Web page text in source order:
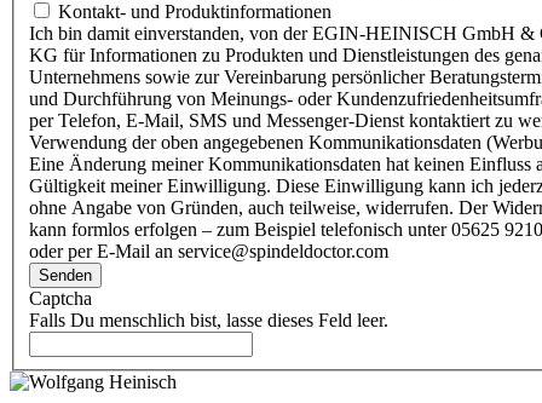
Kontakt- und Produktinformationen
Ich bin damit einverstanden, von der EGIN-HEINISCH GmbH &
KG für Informationen zu Produkten und Dienstleistungen des
Unternehmens sowie zur Vereinbarung persönlicher
und Durchführung von Meinungs- oder
per Telefon, E-Mail, SMS und Messenger-Dienst kontaktiert zu
Verwendung der oben angegebenen Kommunikationsdaten
Eine Änderung meiner Kommunikationsdaten hat keinen Einfluss
Gültigkeit meiner Einwilligung. Diese Einwilligung kann ich
ohne Angabe von Gründen, auch teilweise, widerrufen. Der
kann formlos erfolgen – zum Beispiel telefonisch unter 05625
oder per E-Mail an service@spindeldoctor.com
Senden
Captcha
Falls Du menschlich bist, lasse dieses Feld leer.